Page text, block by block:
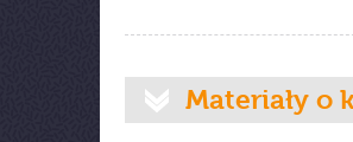
Materiały o